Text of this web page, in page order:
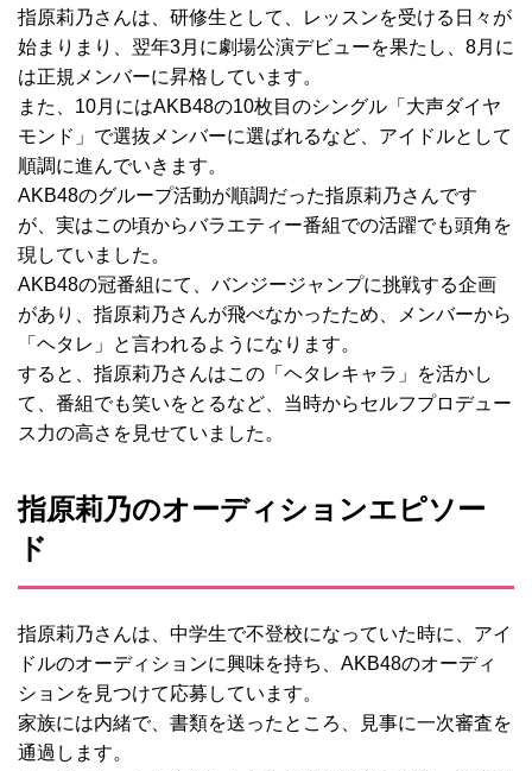
指原莉乃さんは、研修生として、レッスンを受ける日々が
始まりまり、翌年3月に劇場公演デビューを果たし、8月に
は正規メンバーに昇格しています。
また、10月にはAKB48の10枚目のシングル「大声ダイヤ
モンド」で選抜メンバーに選ばれるなど、アイドルとして
順調に進んでいきます。
AKB48のグループ活動が順調だった指原莉乃さんです
が、実はこの頃からバラエティー番組での活躍でも頭角を
現していました。
AKB48の冠番組にて、バンジージャンプに挑戦する企画
があり、指原莉乃さんが飛べなかったため、メンバーから
「ヘタレ」と言われるようになります。
すると、指原莉乃さんはこの「ヘタレキャラ」を活かし
て、番組でも笑いをとるなど、当時からセルフプロデュー
ス力の高さを見せていました。
指原莉乃のオーディションエピソー
ド
指原莉乃さんは、中学生で不登校になっていた時に、アイ
ドルのオーディションに興味を持ち、AKB48のオーディ
ションを見つけて応募しています。
家族には内緒で、書類を送ったところ、見事に一次審査を
通過します。